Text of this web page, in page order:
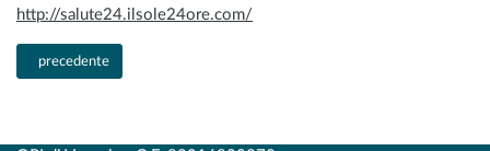
http://salute24.ilsole24ore.com/
Articolo precedente: notiziario Spazio aperto
precedente